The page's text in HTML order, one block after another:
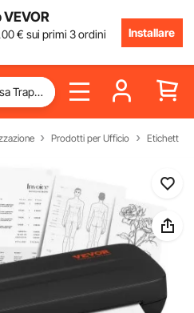
€ sui primi 3 ordini
Installare
Prodotti per Ufficio